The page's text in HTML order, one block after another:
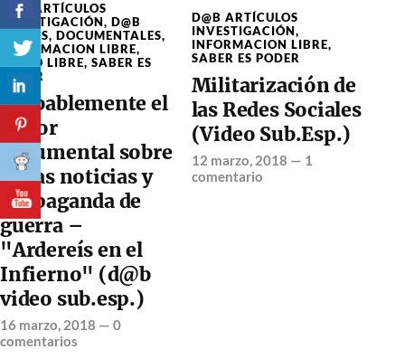
D@B ARTÍCULOS
INVESTIGACIÓN, D@B
VIDEOS, DOCUMENTALES,
INFORMACION LIBRE,
RADIO LIBRE, SABER ES
PODER
Probablemente el
mejor
documental sobre
falsas noticias y
propaganda de
guerra –
"Ardereís en el
Infierno" (d@b
video sub.esp.)
16 marzo, 2018 — 0
comentarios
D@B ARTÍCULOS
INVESTIGACIÓN,
INFORMACION LIBRE,
SABER ES PODER
Militarización de
las Redes Sociales
(Video Sub.Esp.)
12 marzo, 2018 — 1
comentario